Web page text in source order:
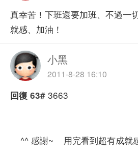
真幸苦！下班還要加班、不過一
就感、加油！
小黑
2011-8-28 16:10
回復 63# 3663
^^ 感謝~ 用完看到超有成就